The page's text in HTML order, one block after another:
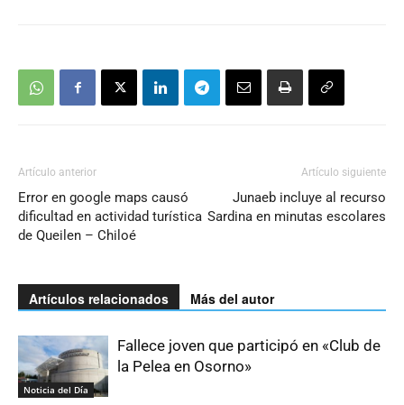
Artículo anterior
Error en google maps causó
dificultad en actividad turística
de Queilen – Chiloé
Artículo siguiente
Junaeb incluye al recurso
Sardina en minutas escolares
Artículos relacionados Más del autor
Noticia del Día
Fallece joven que participó en «Club de
la Pelea en Osorno»